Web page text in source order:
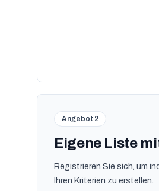
Angebot 2
Eigene Liste
Registrieren Sie sich, um
Ihren Kriterien zu erstellen.